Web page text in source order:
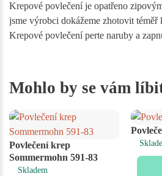
Krepové povlečení je opatřeno
jsme výrobci dokážeme zhotovit téměř
Krepové povlečení perte naruby a
Mohlo by se vám
Povlečení krep
Sommermohn 591-83
Skladem